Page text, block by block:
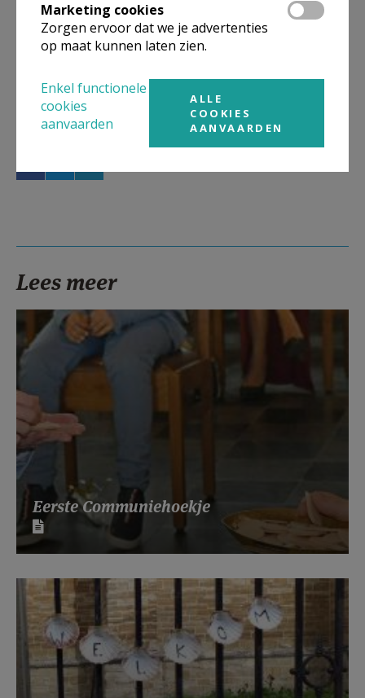
Fotoreportage
Deel dit artikel
Lees meer
Eerste Communiehoekje
Marketing cookies
Zorgen ervoor dat we je advertenties
op maat kunnen laten zien.
Enkel functionele
cookies
aanvaarden
ALLE
COOKIES
AANVAARDEN